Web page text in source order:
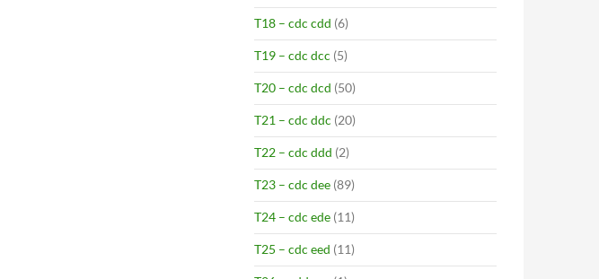
T18 – cdc cdd (6)
T19 – cdc dcc (5)
T20 – cdc dcd (50)
T21 – cdc ddc (20)
T22 – cdc ddd (2)
T23 – cdc dee (89)
T24 – cdc ede (11)
T25 – cdc eed (11)